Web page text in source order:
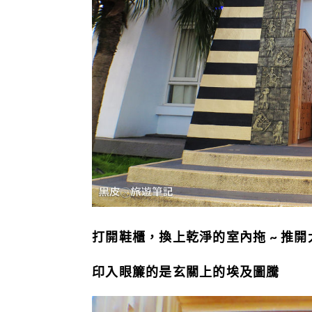
打開鞋櫃，換上乾淨的室內拖 ~ 推開
印入眼簾的是玄關上的埃及圖騰